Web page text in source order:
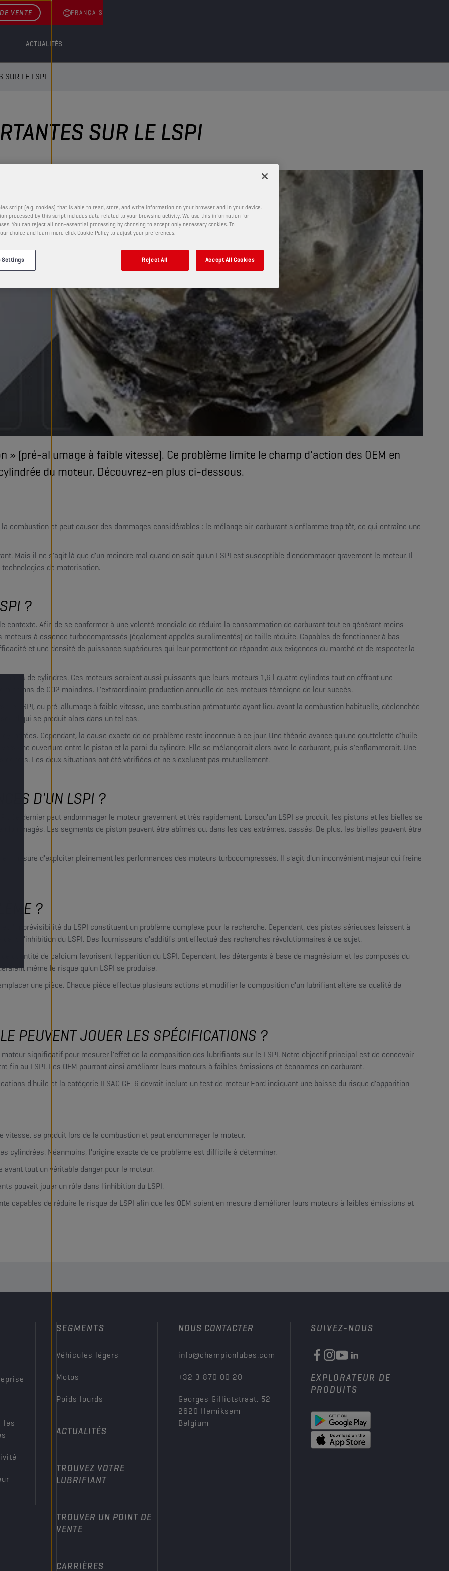
ACTUALITÉS
VENTE FRANÇAIS
SUR LE LSPI
SUR LE LSPI
» (pré-allumage à faible vitesse). Ce problème limite le champ d'action des OEM en
du moteur. Découvrez-en plus ci-dessous.
combustion et peut causer des dommages considérables : le mélange air-carburant s'enflamme trop tôt, ce qui entraîne une
Mais il ne s'agit là que d'un moindre mal quand on sait qu'un LSPI est susceptible d'endommager gravement le moteur. Il
de motorisation.
?
contexte. Afin de se conformer à une volonté mondiale de réduire la consommation de carburant tout en générant moins
à essence turbocompressés (également appelés suralimentés) de taille réduite. Capables de fonctionner à bas
et une densité de puissance supérieures qui leur permettent de répondre aux exigences du marché et de respecter la
de cylindres. Ces moteurs seraient aussi puissants que leurs moteurs 1,6 l quatre cylindres tout en offrant une
de CO2 moindres. L'extraordinaire production annuelle de ces moteurs témoigne de leur succès.
le LSPI, ou pré-allumage à faible vitesse, une combustion prématurée ayant lieu avant la combustion habituelle, déclenchée
qui se produit alors dans un tel cas.
Cependant, la cause exacte de ce problème reste inconnue à ce jour. Une théorie avance qu'une gouttelette d'huile
une ouverture entre le piston et la paroi du cylindre. Elle se mélangerait alors avec le carburant, puis s'enflammerait. Une
dépôts. Les deux situations ont été vérifiées et ne s'excluent pas mutuellement.
D'UN LSPI ?
Ce dernier peut endommager le moteur gravement et très rapidement. Lorsqu'un LSPI se produit, les pistons et les bielles se
Les segments de piston peuvent être abîmés ou, dans les cas extrêmes, cassés. De plus, les bielles peuvent être
mesure d'exploiter pleinement les performances des moteurs turbocompressés. Il s'agit d'un inconvénient majeur qui freine
?
l'imprévisibilité du LSPI constituent un problème complexe pour la recherche. Cependant, des pistes sérieuses laissent à
l'inhibition du LSPI. Des fournisseurs d'additifs ont effectué des recherches révolutionnaires à ce sujet.
quantité de calcium favorisent l'apparition du LSPI. Cependant, les détergents à base de magnésium et les composés du
même le risque qu'un LSPI se produise.
une pièce. Chaque pièce effectue plusieurs actions et modifier la composition d'un lubrifiant altère sa qualité de
PEUVENT JOUER LES SPÉCIFICATIONS ?
significatif pour mesurer l'effet de la composition des lubrifiants sur le LSPI. Notre objectif principal est de concevoir
fin au LSPI. Les OEM pourront ainsi améliorer leurs moteurs à faibles émissions et économes en carburant.
d'huile et la catégorie ILSAC GF-6 devrait inclure un test de moteur Ford indiquant une baisse du risque d'apparition
vitesse, se produit lors de la combustion et peut endommager le moteur.
cylindrées. Néanmoins, l'origine exacte de ce problème est difficile à déterminer.
tout un véritable danger pour le moteur.
pouvait jouer un rôle dans l'inhibition du LSPI.
capables de réduire le risque de LSPI afin que les OEM soient en mesure d'améliorer leurs moteurs à faibles émissions et
les
SEGMENTS
Véhicules légers
Motos
Poids lourds
ACTUALITÉS
TROUVEZ VOTRE
LUBRIFIANT
TROUVER UN POINT DE
VENTE
CARRIÈRES
NOUS CONTACTER
info@championlubes.com
+32 3 870 00 20
Georges Gilliotstraat, 52
2620 Hemiksem
Belgium
SUIVEZ-NOUS
EXPLORATEUR DE
PRODUITS
script (e.g. cookies) that is able to read, store, and write information on your browser and in your device.
processed by this script includes data related to your browsing activity. We use this information for
You can reject all non-essential processing by choosing to accept only necessary cookies. To
choice and learn more click Cookie Policy to adjust your preferences.
Settings Reject All Accept All Cookies